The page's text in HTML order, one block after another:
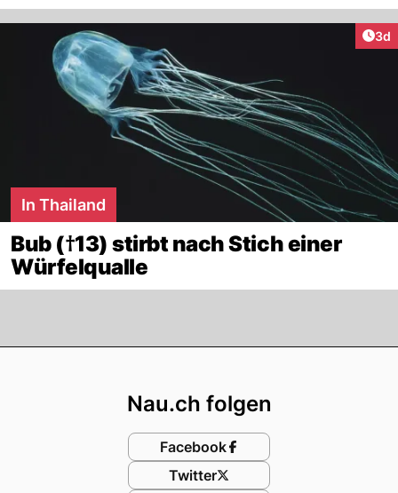
3d
In Thailand
Bub (†13) stirbt nach Stich einer
Würfelqualle
Nau.ch folgen
Facebook
Twitter